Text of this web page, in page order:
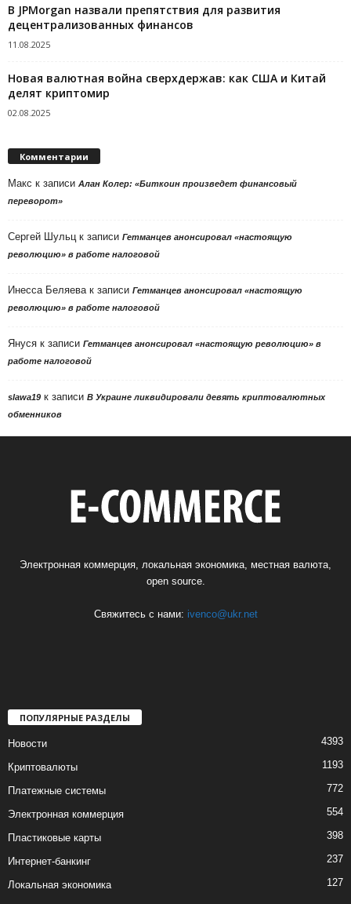
В JPMorgan назвали препятствия для развития
децентрализованных финансов
11.08.2025
Новая валютная война сверхдержав: как США и Китай
делят криптомир
02.08.2025
Комментарии
Макс к записи Алан Колер: «Биткоин произведет финансовый
переворот»
Сергей Шульц к записи Гетманцев анонсировал «настоящую
революцию» в работе налоговой
Инесса Беляева к записи Гетманцев анонсировал «настоящую
революцию» в работе налоговой
Януся к записи Гетманцев анонсировал «настоящую революцию» в
работе налоговой
slawa19 к записи В Украине ликвидировали девять криптовалютных
обменников
Электронная коммерция, локальная экономика, местная валюта,
open source.
Свяжитесь с нами: ivenco@ukr.net
ПОПУЛЯРНЫЕ РАЗДЕЛЫ
Новости 4393
Криптовалюты 1193
Платежные системы 772
Электронная коммерция 554
Пластиковые карты 398
Интернет-банкинг 237
Локальная экономика 127